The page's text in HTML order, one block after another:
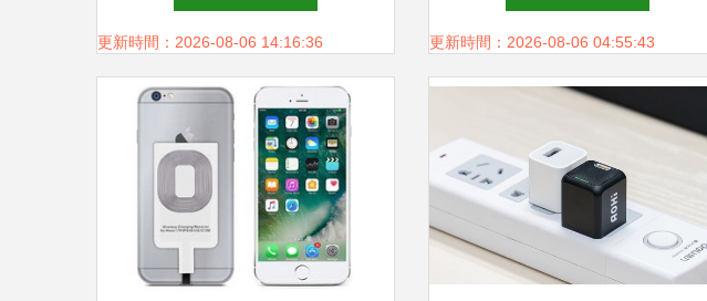
設計與功能
更新時間：2026-08-06 14:16:36 全面指南
更新時間：2026-08-06 04:55:43